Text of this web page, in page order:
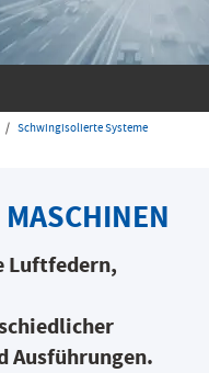
Schwingisolierte Systeme
Luftfedern,
Ausführungen.